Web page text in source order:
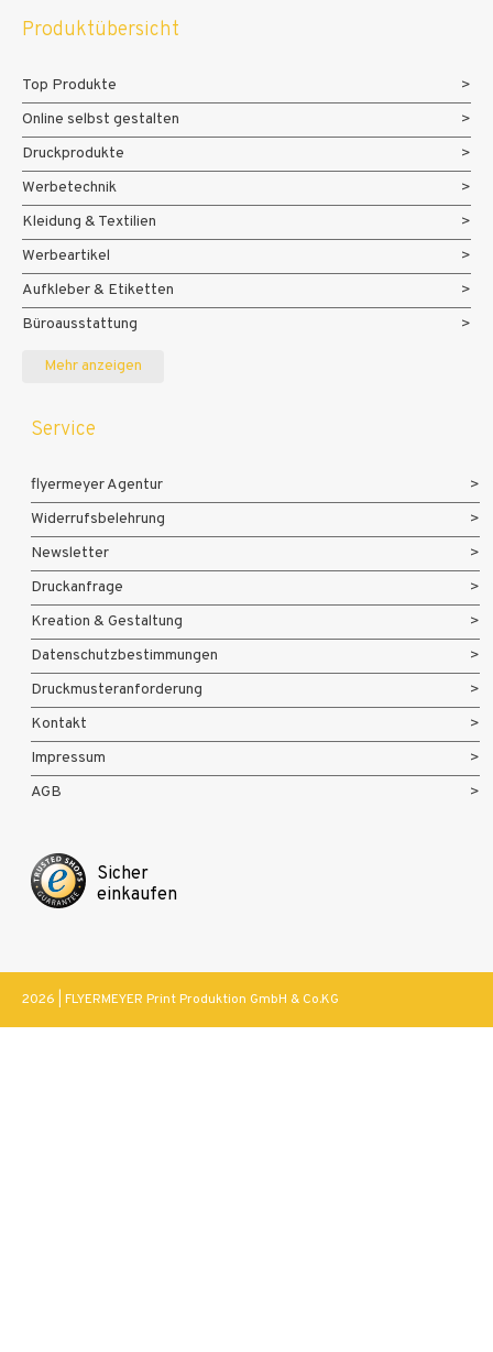
Produktübersicht
Top Produkte
Online selbst gestalten
Druckprodukte
Werbetechnik
Kleidung & Textilien
Werbeartikel
Aufkleber & Etiketten
Büroausstattung
Messe- und Eventmaterialien
Mehr anzeigen
Service
flyermeyer Agentur
Widerrufsbelehrung
Newsletter
Druckanfrage
Kreation & Gestaltung
Datenschutzbestimmungen
Druckmusteranforderung
Kontakt
Impressum
AGB
Sicher
einkaufen
2026 | FLYERMEYER Print Produktion GmbH & Co.KG